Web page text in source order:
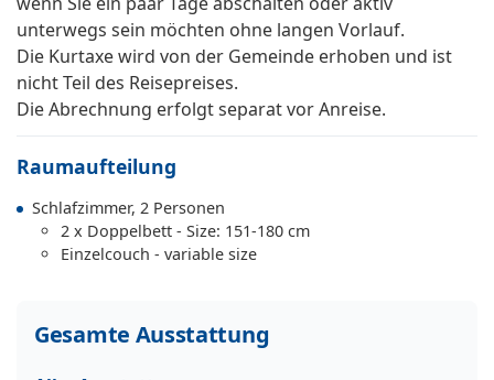
unterwegs sein möchten ohne langen Vorlauf.
Die Kurtaxe wird von der Gemeinde erhoben und ist
nicht Teil des Reisepreises.
Die Abrechnung erfolgt separat vor Anreise.
Raumaufteilung
Schlafzimmer, 2 Personen
2 x Doppelbett - Size: 151-180 cm
Einzelcouch - variable size
Gesamte Ausstattung